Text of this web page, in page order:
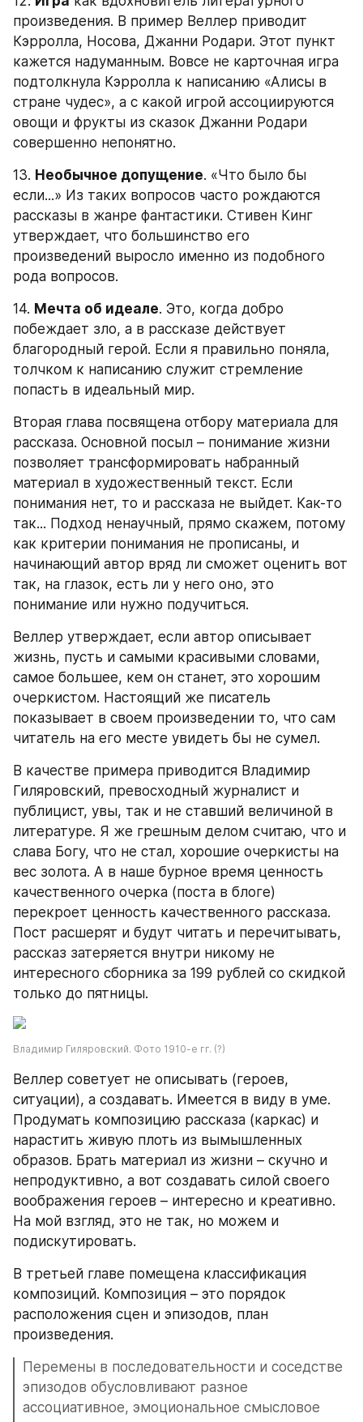
произведения. В пример Веллер приводит
Кэрролла, Носова, Джанни Родари. Этот пункт
кажется надуманным. Вовсе не карточная игра
подтолкнула Кэрролла к написанию «Алисы в
стране чудес», а с какой игрой ассоциируются
овощи и фрукты из сказок Джанни Родари
совершенно непонятно.
13. Необычное допущение. «Что было бы
если...» Из таких вопросов часто рождаются
рассказы в жанре фантастики. Стивен Кинг
утверждает, что большинство его
произведений выросло именно из подобного
рода вопросов.
14. Мечта об идеале. Это, когда добро
побеждает зло, а в рассказе действует
благородный герой. Если я правильно поняла,
толчком к написанию служит стремление
попасть в идеальный мир.
Вторая глава посвящена отбору материала для
рассказа. Основной посыл – понимание жизни
позволяет трансформировать набранный
материал в художественный текст. Если
понимания нет, то и рассказа не выйдет. Как-то
так... Подход ненаучный, прямо скажем, потому
как критерии понимания не прописаны, и
начинающий автор вряд ли сможет оценить вот
так, на глазок, есть ли у него оно, это
понимание или нужно подучиться.
Веллер утверждает, если автор описывает
жизнь, пусть и самыми красивыми словами,
самое большее, кем он станет, это хорошим
очеркистом. Настоящий же писатель
показывает в своем произведении то, что сам
читатель на его месте увидеть бы не сумел.
В качестве примера приводится Владимир
Гиляровский, превосходный журналист и
публицист, увы, так и не ставший величиной в
литературе. Я же грешным делом считаю, что и
слава Богу, что не стал, хорошие очеркисты на
вес золота. А в наше бурное время ценность
качественного очерка (поста в блоге)
перекроет ценность качественного рассказа.
Пост расшерят и будут читать и перечитывать,
рассказ затеряется внутри никому не
интересного сборника за 199 рублей со скидкой
только до пятницы.
Владимир Гиляровский. Фото 1910-е гг. (?)
Веллер советует не описывать (героев,
ситуации), а создавать. Имеется в виду в уме.
Продумать композицию рассказа (каркас) и
нарастить живую плоть из вымышленных
образов. Брать материал из жизни – скучно и
непродуктивно, а вот создавать силой своего
воображения героев – интересно и креативно.
На мой взгляд, это не так, но можем и
подискутировать.
В третьей главе помещена классификация
композиций. Композиция – это порядок
расположения сцен и эпизодов, план
произведения.
Перемены в последовательности и соседстве
эпизодов обусловливают разное
ассоциативное, эмоциональное смысловое